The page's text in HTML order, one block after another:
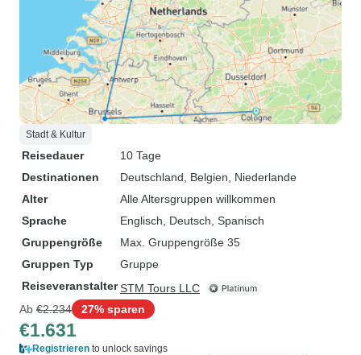
Stadt & Kultur
Reisedauer
10 Tage
Destinationen
Deutschland , Belgien , Niederlande
Alter
Alle Altersgruppen willkommen
Sprache
Englisch, Deutsch, Spanisch
Gruppengröße
Max. Gruppengröße 35
Gruppen Typ
Gruppe
ReiseveranstalterSTM Tours LLC
Ab €2.234 27% sparen
€1.631
Registrieren to unlock savings